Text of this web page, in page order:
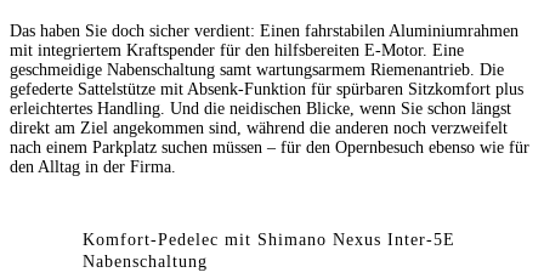
Das haben Sie doch sicher verdient: Einen fahrstabilen Aluminiumrahmen
mit integriertem Kraftspender für den hilfsbereiten E-Motor. Eine
geschmeidige Nabenschaltung samt wartungsarmem Riemenantrieb. Die
gefederte Sattelstütze mit Absenk-Funktion für spürbaren Sitzkomfort plus
erleichtertes Handling. Und die neidischen Blicke, wenn Sie schon längst
direkt am Ziel angekommen sind, während die anderen noch verzweifelt
nach einem Parkplatz suchen müssen – für den Opernbesuch ebenso wie für
den Alltag in der Firma.
Komfort-Pedelec mit Shimano Nexus Inter-5E
Nabenschaltung